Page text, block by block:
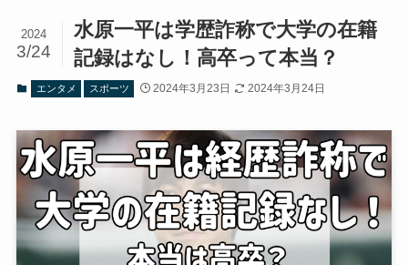
水原一平は学歴詐称で大学の在籍
記録はなし！高卒って本当？
2024
3/24
エンタメ スポーツ 2024年3月23日 2024年3月24日